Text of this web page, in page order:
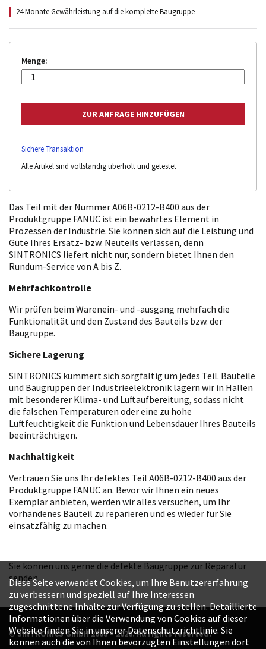
24 Monate Gewährleistung auf die komplette Baugruppe
Menge:
Sichere Transaktion
Alle Artikel sind vollständig überholt und getestet
Das Teil mit der Nummer A06B-0212-B400 aus der
Produktgruppe FANUC ist ein bewährtes Element in
Prozessen der Industrie. Sie können sich auf die Leistung und
Güte Ihres Ersatz- bzw. Neuteils verlassen, denn
SINTRONICS liefert nicht nur, sondern bietet Ihnen den
Rundum-Service von A bis Z.
Mehrfachkontrolle
Wir prüfen beim Warenein- und -ausgang mehrfach die
Funktionalität und den Zustand des Bauteils bzw. der
Baugruppe.
Sichere Lagerung
SINTRONICS kümmert sich sorgfältig um jedes Teil. Bauteile
und Baugruppen der Industrieelektronik lagern wir in Hallen
mit besonderer Klima- und Luftaufbereitung, sodass nicht
die falschen Temperaturen oder eine zu hohe
Luftfeuchtigkeit die Funktion und Lebensdauer Ihres Bauteils
beeinträchtigen.
Nachhaltigkeit
Vertrauen Sie uns Ihr defektes Teil A06B-0212-B400 aus der
Produktgruppe FANUC an. Bevor wir Ihnen ein neues
Exemplar anbieten, werden wir alles versuchen, um Ihr
vorhandenes Bauteil zu reparieren und es wieder für Sie
einsatzfähig zu machen.
Sie können uns gerne die defekte Baugruppe zur Reparatur
senden.
© SINTRONICS GmbH 2008 – 2026. All rights reserved.
Diese Seite verwendet Cookies, um Ihre Benutzererfahrung
zu verbessern und speziell auf Ihre Interessen
zugeschnittene Inhalte zur Verfügung zu stellen. Detaillierte
Informationen über die Verwendung von Cookies auf dieser
Website finden Sie in unserer Datenschutzrichtlinie. Sie
können auch die von Ihnen bevorzugten Einstellungen dort